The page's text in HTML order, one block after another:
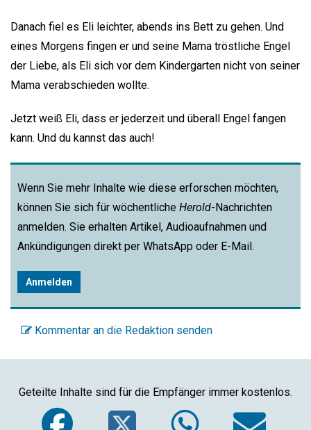
Danach fiel es Eli leichter, abends ins Bett zu gehen. Und
eines Morgens fingen er und seine Mama tröstliche Engel
der Liebe, als Eli sich vor dem Kindergarten nicht von seiner
Mama verabschieden wollte.
Jetzt weiß Eli, dass er jederzeit und überall Engel fangen
kann. Und du kannst das auch!
Wenn Sie mehr Inhalte wie diese erforschen möchten,
können Sie sich für wöchentliche Herold-Nachrichten
anmelden. Sie erhalten Artikel, Audioaufnahmen und
Ankündigungen direkt per WhatsApp oder E-Mail.
Anmelden
Kommentar an die Redaktion senden
Geteilte Inhalte sind für die Empfänger immer kostenlos.
Facebook
Twitter